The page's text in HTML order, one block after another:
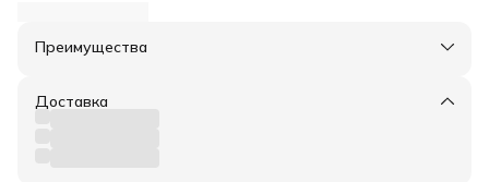
Преимущества
Оплата частями в Сплит
Удобный возврат
Доставка